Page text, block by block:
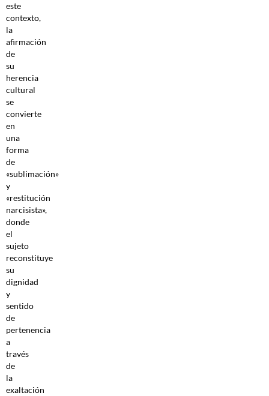
este
contexto,
la
afirmación
de
su
herencia
cultural
se
convierte
en
una
forma
de
«sublimación»
y
«restitución
narcisista»,
donde
el
sujeto
reconstituye
su
dignidad
y
sentido
de
pertenencia
a
través
de
la
exaltación